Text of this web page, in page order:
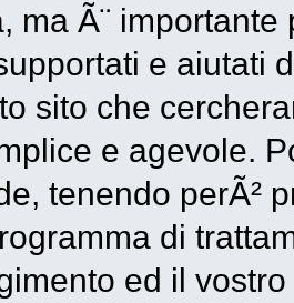
ma Ã¨
e aiutati
sito che
e agevole.
tenendo perÃ²
di
ed il